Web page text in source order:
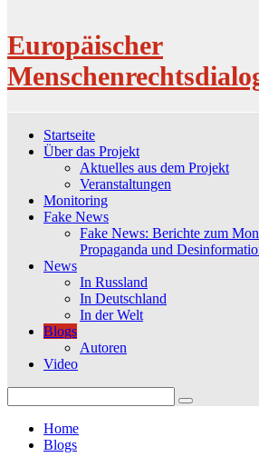
Europäischer
Startseite
Über das Projekt
Aktuelles aus dem Projekt
Veranstaltungen
Monitoring
Fake News
Fake News: Berichte zum
Propaganda und
News
In Russland
In Deutschland
In der Welt
Blogs
Autoren
Video
for:
Home
Blogs